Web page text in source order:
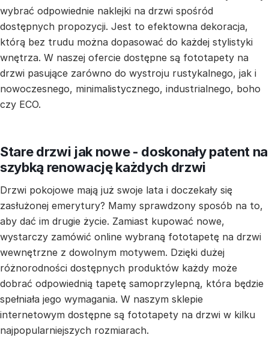
wybrać odpowiednie naklejki na drzwi spośród
dostępnych propozycji. Jest to efektowna dekoracja,
którą bez trudu można dopasować do każdej stylistyki
wnętrza. W naszej ofercie dostępne są fototapety na
drzwi pasujące zarówno do wystroju rustykalnego, jak i
nowoczesnego, minimalistycznego, industrialnego, boho
czy ECO.
Stare drzwi jak nowe - doskonały patent na
szybką renowację każdych drzwi
Drzwi pokojowe mają już swoje lata i doczekały się
zasłużonej emerytury? Mamy sprawdzony sposób na to,
aby dać im drugie życie. Zamiast kupować nowe,
wystarczy zamówić online wybraną fototapetę na drzwi
wewnętrzne z dowolnym motywem. Dzięki dużej
różnorodności dostępnych produktów każdy może
dobrać odpowiednią tapetę samoprzylepną, która będzie
spełniała jego wymagania. W naszym sklepie
internetowym dostępne są fototapety na drzwi w kilku
najpopularniejszych rozmiarach.